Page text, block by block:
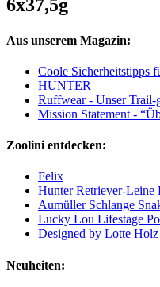
6x37,5g
Aus unserem Magazin:
Coole Sicherheitstipps
HUNTER
Ruffwear - Unser Trail-
Mission Statement -
Zoolini entdecken:
Felix
Hunter Retriever-Leine
Aumüller Schlange
Lucky Lou Lifestage
Designed by Lotte
Neuheiten: